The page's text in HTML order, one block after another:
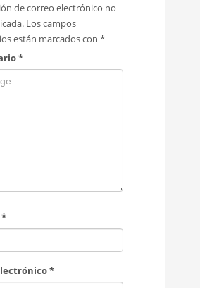
de correo electrónico no
Los campos
están marcados con *
*
*
*